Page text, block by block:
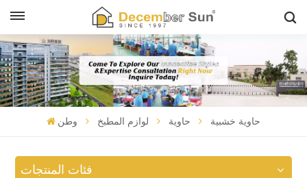
وطن لوازم المطبخ حاوية حاوية خشبية
فئات المنتجات